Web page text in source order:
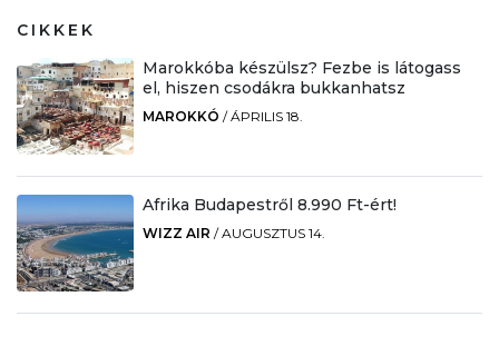
CIKKEK
Marokkóba készülsz? Fezbe is látogass
el, hiszen csodákra bukkanhatsz
MAROKKÓ /ÁPRILIS 18.
Afrika Budapestről 8.990 Ft-ért!
WIZZ AIR /AUGUSZTUS 14.